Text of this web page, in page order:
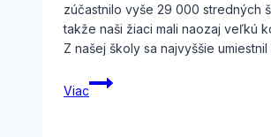
zúčastnilo vyše 29 000 stredných
takže naši žiaci mali naozaj veľkú
Z našej školy sa najvyššie
Viac
Best
in